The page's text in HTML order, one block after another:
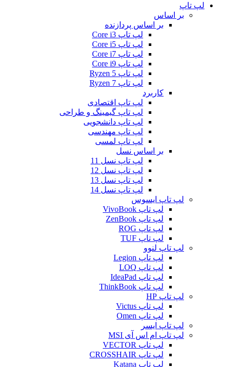
لپ تاپ
بر اساس
بر اساس پردازنده
لپ تاپ Core i3
لپ تاپ Core i5
لپ تاپ Core i7
لپ تاپ Core i9
لپ تاپ Ryzen 5
لپ تاپ Ryzen 7
کاربرد
لپ تاپ اقتصادی
لپ تاپ گیمینگ و طراحی
لپ تاپ دانشجویی
لپ تاپ مهندسی
لپ تاپ لمسی
بر اساس نسل
لپ تاپ نسل 11
لپ تاپ نسل 12
لپ تاپ نسل 13
لپ تاپ نسل 14
لپ تاپ ایسوس
لپ تاپ VivoBook
لپ تاپ ZenBook
لپ تاپ ROG
لپ تاپ TUF
لپ تاپ لنوو
لپ تاپ Legion
لپ تاپ LOQ
لپ تاپ IdeaPad
لپ تاپ ThinkBook
لپ تاپ HP
لپ تاپ Victus
لپ تاپ Omen
لپ تاپ ایسر
لپ تاپ ام اس آی MSI
لپ تاپ VECTOR
لپ تاپ CROSSHAIR
لپ تاپ Katana